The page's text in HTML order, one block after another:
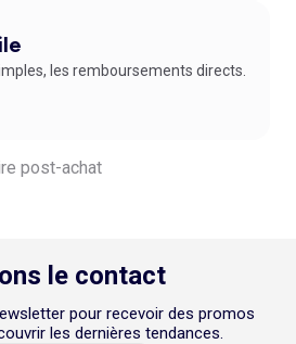
ainsi d’un large choix de coupes et
style, tout en lui garantissant le bien-être
ses aventures.
les remboursements directs.
post-achat
le contact
pour recevoir des promos
les dernières tendances.